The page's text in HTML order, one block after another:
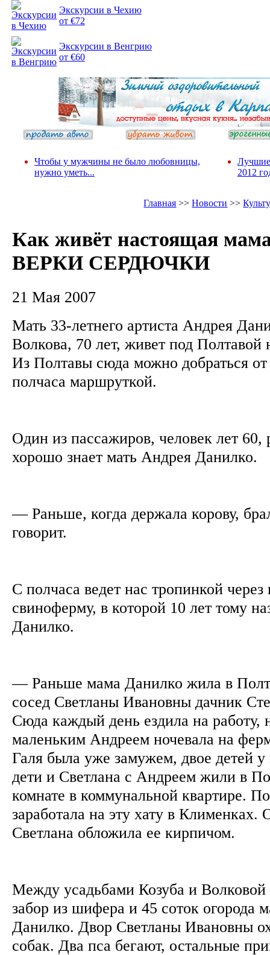
Экскурсии в Чехию
от €72
Экскурсии в Венгрию
от €60
Чтобы у мужчины не было любовницы,
нужно уметь...
Лучшие
2012
Главная >>Новости >>
Как живёт настоящая
ВЕРКИ СЕРДЮЧКИ
21 Мая 2007
Мать 33-летнего артиста Андрея
Волкова, 70 лет, живет под Полтавой
Из Полтавы сюда можно добраться
полчаса маршруткой.
Один из пассажиров, человек лет 60,
хорошо знает мать Андрея Данилко.
— Раньше, когда держала корову,
говорит.
С полчаса ведет нас тропинкой
свиноферму, в которой 10 лет тому
Данилко.
— Раньше мама Данилко жила в
сосед Светланы Ивановны дачник
Сюда каждый день ездила на работу,
маленьким Андреем ночевала на
Галя была уже замужем, двое детей
дети и Светлана с Андреем жили в
комнате в коммунальной квартире.
заработала на эту хату в Клименках.
Светлана обложила ее кирпичом.
Между усадьбами Козуба и
забор из шифера и 45 соток огорода
Данилко. Двор Светланы Ивановны
собак. Два пса бегают, остальные